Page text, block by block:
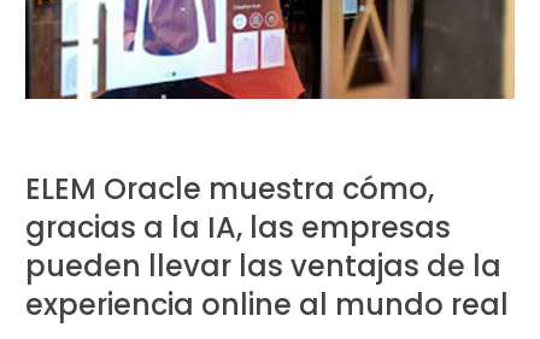
ELEM Oracle muestra cómo,
gracias a la IA, las empresas
pueden llevar las ventajas de la
experiencia online al mundo real